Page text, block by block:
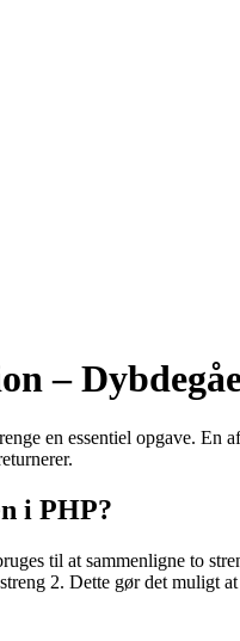
–
en essentiel opgave. En
i PHP?
til at sammenligne to
2. Dette gør det muligt